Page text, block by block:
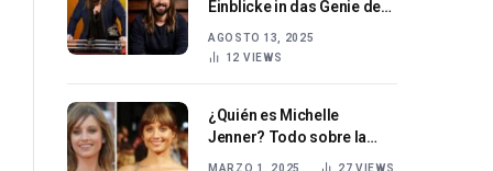
Einblicke in das Genie des
Hitproduzenten und
AGOSTO 13, 2025
12 VIEWS
¿Quién es Michelle
Jenner? Todo sobre la
MARZO 1, 2025 27 VIEWS